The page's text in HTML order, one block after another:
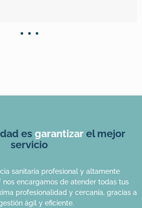
es garantizarel mejor
servicio
sanitaria profesional y altamente
nos encargamos de atender todas tus
profesionalidad y cercanía, gracias a
ágil y eficiente.